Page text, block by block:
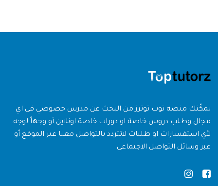
تمكّنك منصة توب توترز من البحث عن مدرس خصوصي في اي
مجال وطلب دروس خاصة او دورات خاصة اونلاين أو وجهاً لوجه.
لأي استفسارات او طلبات لاتتردد بالتواصل معنا عبر الموقع أو
عبر وسائل التواصل الاجتماعي